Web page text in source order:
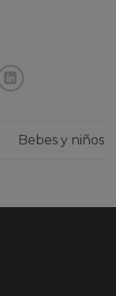
Bebes y niños